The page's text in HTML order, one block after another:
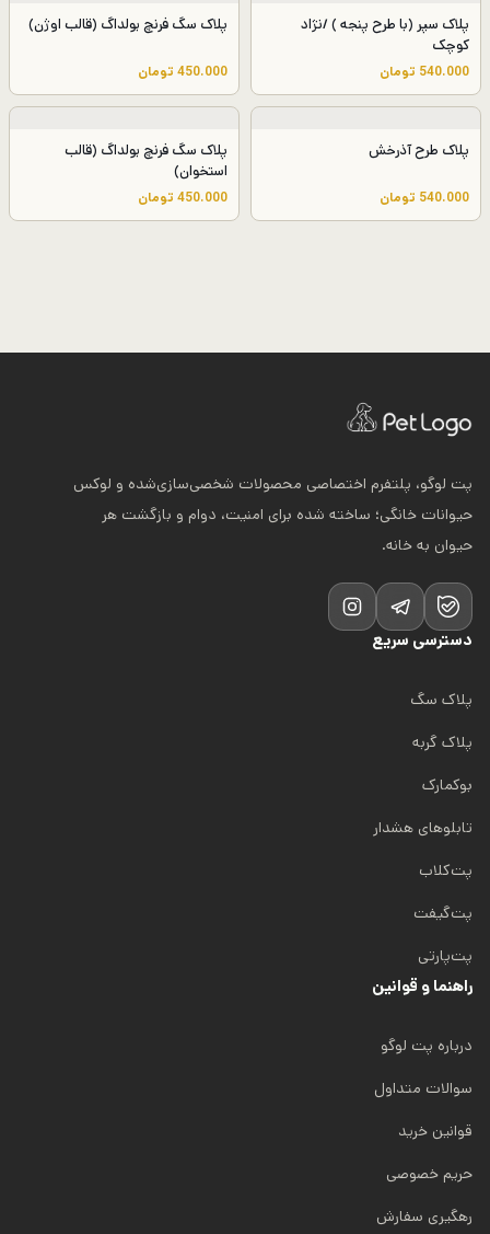
پلاک سپر (با طرح پنجه ) /نژاد
کوچک
540.000 تومان
پلاک سگ فرنچ بولداگ (قالب اوژن)
450.000 تومان
پلاک طرح آذرخش
540.000 تومان
پلاک سگ فرنچ بولداگ (قالب
استخوان)
450.000 تومان
پت لوگو، پلتفرم اختصاصی محصولات شخصی‌سازی‌شده و لوکس
حیوانات خانگی؛ ساخته شده برای امنیت، دوام و بازگشت هر
حیوان به خانه.
دسترسی سریع
پلاک سگ
پلاک گربه
بوکمارک
تابلوهای هشدار
پت‌کلاب
پت‌گیفت
پت‌پارتی
راهنما و قوانین
درباره پت لوگو
سوالات متداول
قوانین خرید
حریم خصوصی
رهگیری سفارش